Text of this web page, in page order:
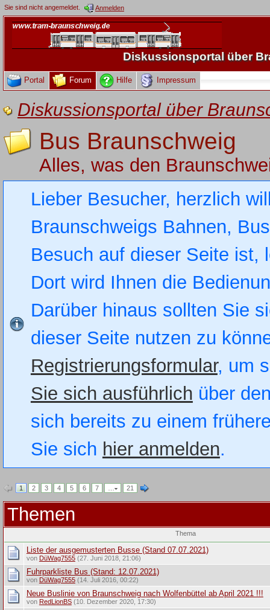
Sie sind nicht angemeldet. Anmelden
Diskussionsportal über
Portal Forum Hilfe Impressum
Diskussionsportal über
Bus Braunschweig
Alles, was den
Lieber Besucher, herzlich
Braunschweigs Bahnen,
Besuch auf dieser Seite
Dort wird Ihnen die
Darüber hinaus sollten Sie
dieser Seite nutzen zu
Registrierungsformular, um
Sie sich ausführlich über
sich bereits zu einem
Sie sich hier anmelden.
1 2 3 4 5 6 7 … 21
Themen
Thema
Liste der ausgemusterten Busse (Stand 07.07.2021)
von DüWag7555(27. Juni 2018, 21:06)
Fuhrparkliste Bus (Stand: 12.07.2021)
von DüWag7555(14. Juli 2016, 00:22)
Neue Buslinie von Braunschweig nach Wolfenbüttel ab April 2021 !!!
von RedLionBS(10. Dezember 2020, 17:30)